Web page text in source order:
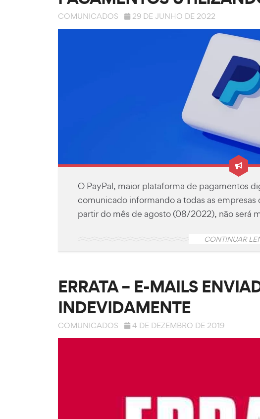
COMUNICADOS 29 DE JUNHO DE 2022
O PayPal, maior plataforma de pagamentos
comunicado informando a todas as
partir do mês de agosto (08/2022), não será
CONTINUAR
ERRATA – E-MAILS
INDEVIDAMENTE
COMUNICADOS 4 DE DEZEMBRO DE 2019